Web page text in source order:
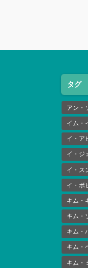
タグ
アン・
イム・
イ・ア
イ・ジ
イ・ス
イ・ボ
キム・
キム・
キム・
キム・
キム・